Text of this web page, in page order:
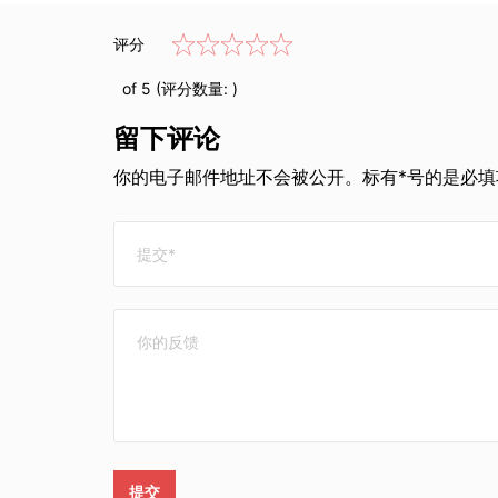
评分
of 5 (评分数量: )
留下评论
你的电子邮件地址不会被公开。标有*号的是必
提交